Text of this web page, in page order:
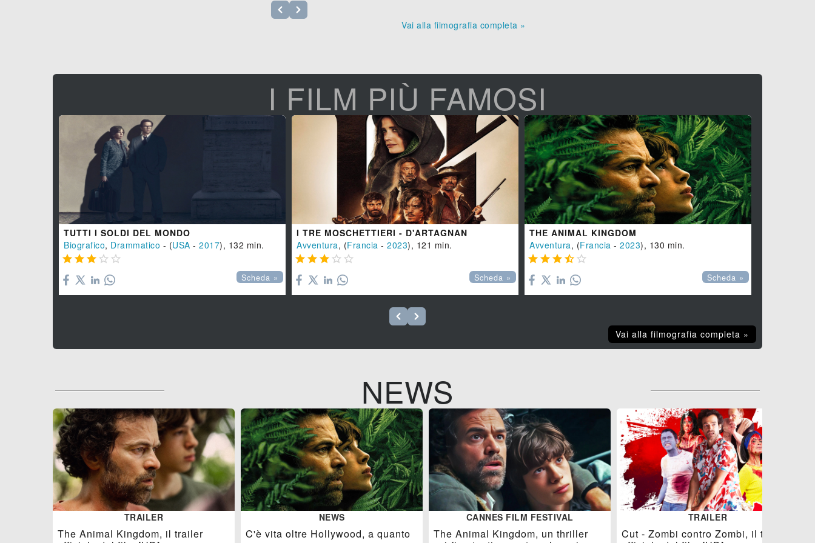
Vai alla filmografia completa »
I FILM PIÙ FAMOSI
TUTTI I SOLDI DEL MONDO
Biografico, Drammatico - (USA - 2017), 132 min.
    
Scheda »
I TRE MOSCHETTIERI - D'ARTAGNAN
Avventura, (Francia - 2023), 121 min.
    
Scheda »
THE ANIMAL KINGDOM
Avventura, (Francia - 2023), 130 min.
    
Scheda »
Vai alla filmografia completa »
NEWS
TRAILER
The Animal Kingdom, il trailer
NEWS
C'è vita oltre Hollywood, a quanto
CANNES FILM FESTIVAL
The Animal Kingdom, un thriller
TRAILER
Cut - Zombi contro Zombi, il trailer